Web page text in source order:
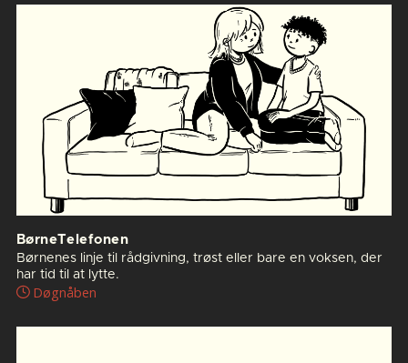
BørneTelefonen
Børnenes linje til rådgivning, trøst eller bare en voksen, der
har tid til at lytte.
Døgnåben